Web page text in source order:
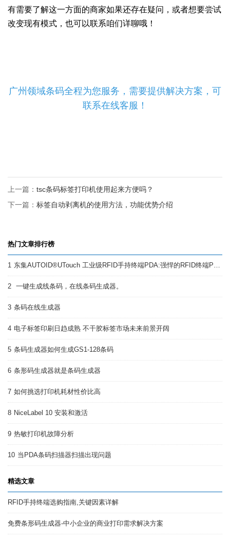
有需要了解这一方面的商家如果还存在疑问，或者想要尝试
改变现有模式，也可以联系咱们详聊哦！
广州领域条码全程为您服务，需要提供解决方案，可
联系在线客服！
上一篇： tsc条码标签打印机使用起来方便吗？
下一篇： 标签自动剥离机的使用方法，功能优势介绍
热门文章排行榜
1 东集AUTOID®UTouch 工业级RFID手持终端PDA:强悍的RFID终端PDA
2 一键生成线条码，在线条码生成器。
3 条码在线生成器
4 电子标签印刷日趋成熟 不干胶标签市场未来前景开阔
5 条码生成器如何生成GS1-128条码
6 条形码生成器就是条码生成器
7 如何挑选打印机耗材性价比高
8 NiceLabel 10 安装和激活
9 热敏打印机故障分析
10 当PDA条码扫描器扫描出现问题
精选文章
RFID手持终端选购指南,关键因素详解
免费条形码生成器-中小企业的商业打印需求解决方案